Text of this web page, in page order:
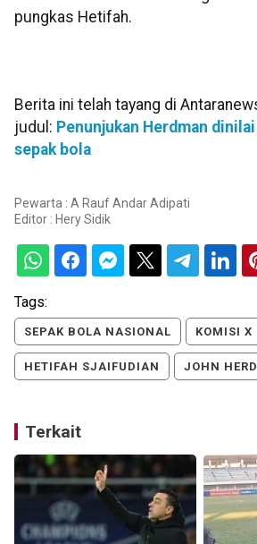
pungkas Hetifah.
Berita ini telah tayang di
judul: Penunjukan Herdman
sepak bola
Pewarta : A Rauf Andar Adipati
Editor : Hery Sidik
Tags:
SEPAK BOLA NASIONAL KOMISI X
HETIFAH SJAIFUDIAN JOHN
Terkait